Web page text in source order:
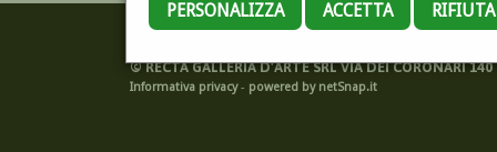
PERSONALIZZA ACCETTA
©RECTA GALLERIA D'ARTE SRL VIA DEI CORONARI
Informativa privacy- powered by netSnap.it